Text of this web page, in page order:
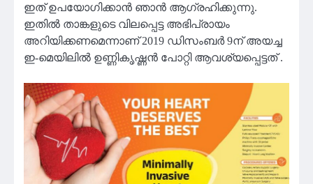
ഇത് ഉപയോഗിക്കാന്‍ ഞാന്‍ ആഗ്രഹിക്കുന്നു.
ഇതില്‍ താങ്കളുടെ വിലപ്പെട്ട അഭിപ്രായം
അറിയിക്കണമെന്നാണ് 2019 ഡിസംബര്‍ 9ന് അയച്ച
ഇ-മെയിലില്‍ ഉണ്ണികൃഷ്ണന്‍ പോറ്റി ആവശ്യപ്പെട്ടത് .